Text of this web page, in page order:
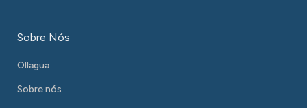
Sobre Nós
Ollagua
Sobre nós